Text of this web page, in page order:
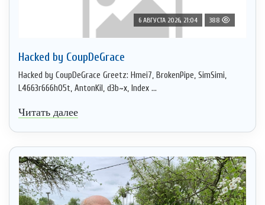
6 АВГУСТА 2026, 21:04 388
Hacked by CoupDeGrace
Hacked by CoupDeGrace Greetz: Hmei7, BrokenPipe, SimSimi,
L4663r666h05t, AntonKil, d3b~x, Index ...
Читать далее